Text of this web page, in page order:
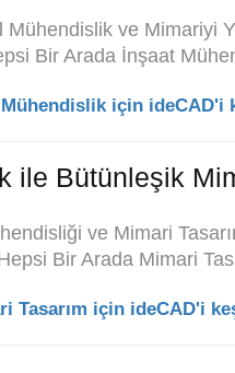
Mühendislik ve Mimariyi
Bir Arada İnşaat
Mühendislik için ideCAD'i
ile Bütünleşik
ve Mimari
Bir Arada Mimari
Tasarım için ideCAD'i